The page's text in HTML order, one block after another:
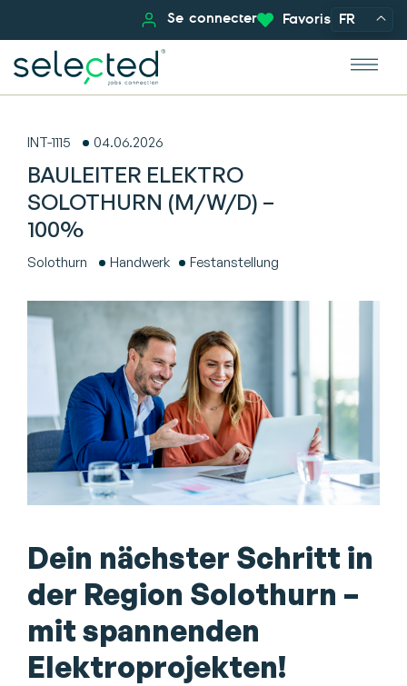
Se connecter Favoris FR
INT-1115 04.06.2026
BAULEITER ELEKTRO
SOLOTHURN (M/W/D) –
100%
Solothurn Handwerk Festanstellung
Dein nächster Schritt in
der Region Solothurn –
mit spannenden
Elektroprojekten!